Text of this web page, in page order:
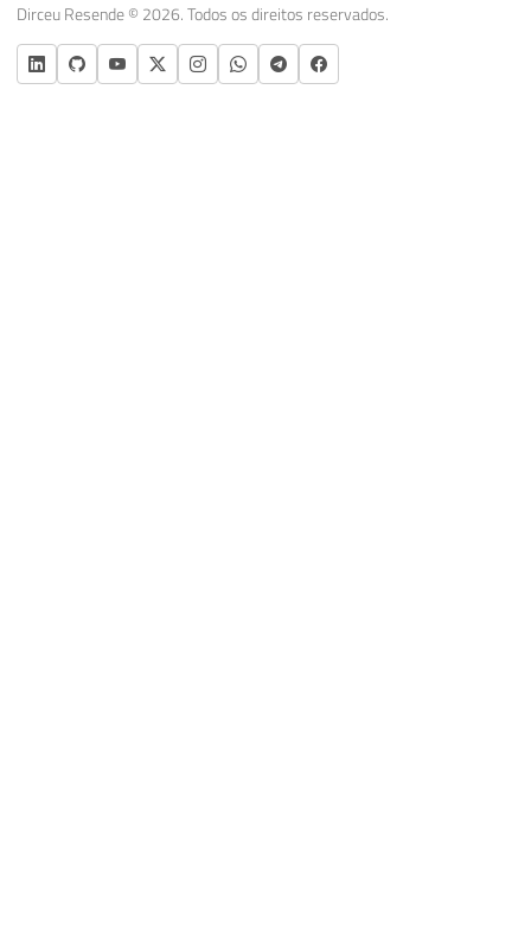
Dirceu Resende © 2026. Todos os direitos reservados.